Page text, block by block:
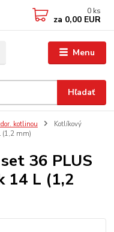
Menu
Hľadať
0 ks
za 0,00 EUR
kotlinou
Kotlíkový
(1,2 mm)
36 PLUS
14 L (1,2